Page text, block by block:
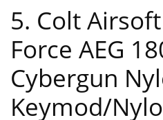
5. Colt
Force AEG
Cybergun
Keymod/